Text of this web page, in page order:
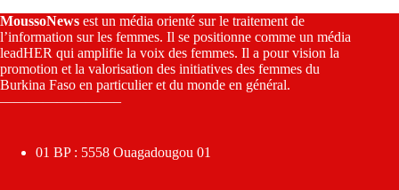
MoussoNews est un média orienté sur le traitement de
l’information sur les femmes. Il se positionne comme un média
leadHER qui amplifie la voix des femmes. Il a pour vision la
promotion et la valorisation des initiatives des femmes du
Burkina Faso en particulier et du monde en général.
————————–
01 BP : 5558 Ouagadougou 01